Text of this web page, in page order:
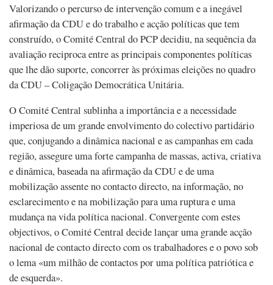
Valorizando o percurso de intervenção comum e a inegável
afirmação da CDU e do trabalho e acção políticas que tem
construído, o Comité Central do PCP decidiu, na sequência da
avaliação reciproca entre as principais componentes políticas
que lhe dão suporte, concorrer às próximas eleições no quadro
da CDU – Coligação Democrática Unitária.
O Comité Central sublinha a importância e a necessidade
imperiosa de um grande envolvimento do colectivo partidário
que, conjugando a dinâmica nacional e as campanhas em cada
região, assegure uma forte campanha de massas, activa, criativa
e dinâmica, baseada na afirmação da CDU e de uma
mobilização assente no contacto directo, na informação, no
esclarecimento e na mobilização para uma ruptura e uma
mudança na vida política nacional. Convergente com estes
objectivos, o Comité Central decide lançar uma grande acção
nacional de contacto directo com os trabalhadores e o povo sob
o lema «um milhão de contactos por uma política patriótica e
de esquerda».